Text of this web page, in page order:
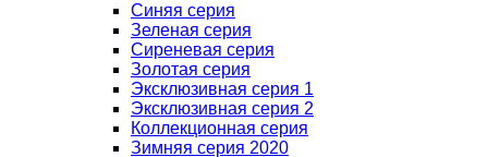
Синяя серия
Зеленая серия
Сиреневая серия
Золотая серия
Эксклюзивная серия 1
Эксклюзивная серия 2
Коллекционная серия
Зимняя серия 2020